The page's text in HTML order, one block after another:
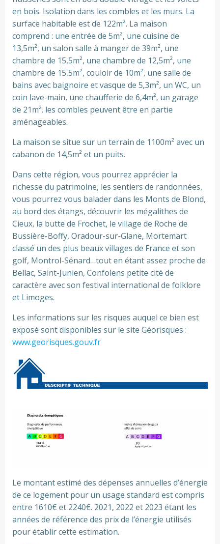
en bois. Isolation dans les combles et les murs. La
surface habitable est de 122m². La maison
comprend : une entrée de 5m², une cuisine de
13,5m², un salon salle à manger de 39m², une
chambre de 15,5m², une chambre de 12,5m², une
chambre de 15,5m², couloir de 10m², une salle de
bains avec baignoire et vasque de 5,3m², un WC, un
coin lave-main, une chaufferie de 6,4m², un garage
de 21m². les combles peuvent être en partie
aménageables.
La maison se situe sur un terrain de 1100m² avec un
cabanon de 14,5m² et un puits.
Dans cette région, vous pourrez apprécier la
richesse du patrimoine, les sentiers de randonnées,
vous pourrez vous balader dans les Monts de Blond,
au bord des étangs, découvrir les mégalithes de
Cieux, la butte de Frochet, le village de Roche de
Bussière-Boffy, Oradour-sur-Glane, Mortemart
classé un des plus beaux villages de France et son
golf, Montrol-Sénard…tout en étant assez proche de
Bellac, Saint-Junien, Confolens petite cité de
caractère avec son festival international de folklore
et Limoges.
Les informations sur les risques auquel ce bien est
exposé sont disponibles sur le site Géorisques :
www.georisques.gouv.fr
Le montant estimé des dépenses annuelles d’énergie
de ce logement pour un usage standard est compris
entre 1610€ et 2240€. 2021, 2022 et 2023 étant les
années de référence des prix de l’énergie utilisés
pour établir cette estimation.